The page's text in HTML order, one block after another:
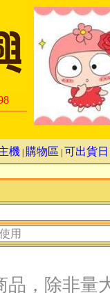
機| 購物區 可出貨日